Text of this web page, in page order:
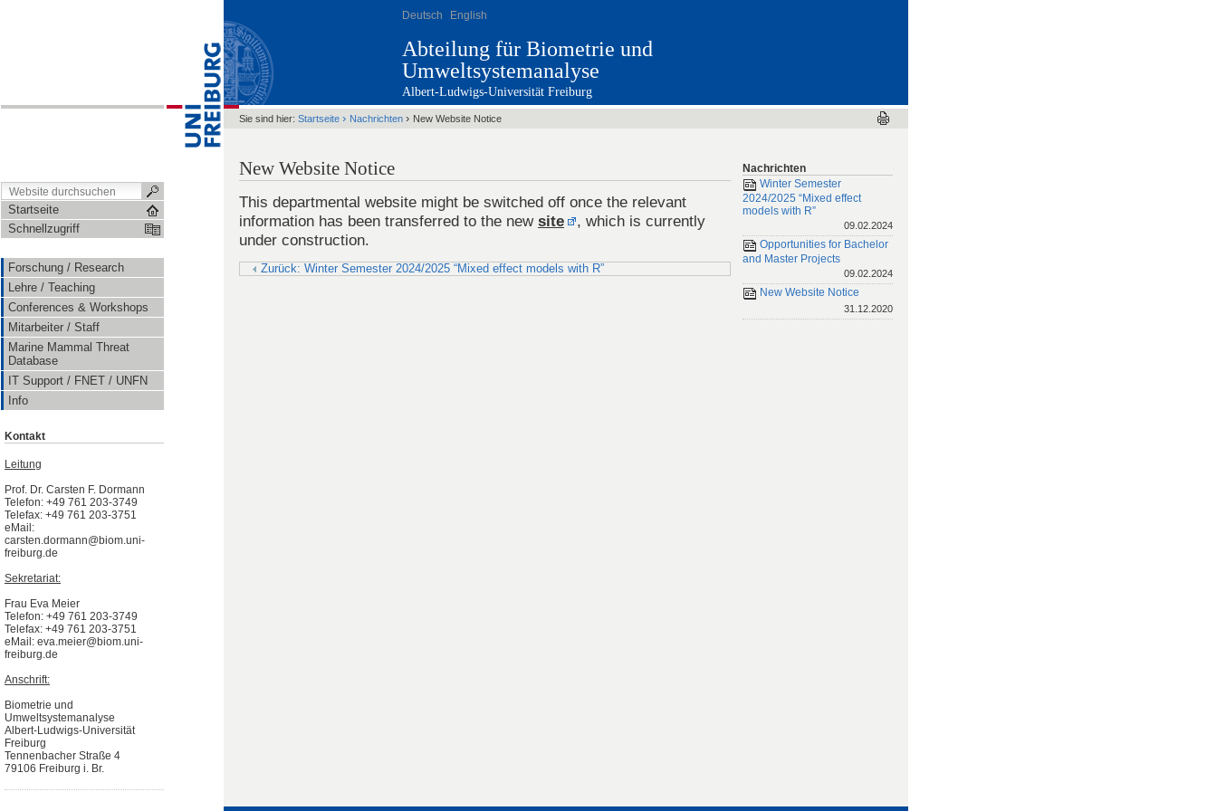
Startseite
Schnellzugriff
Forschung / Research
Lehre / Teaching
Conferences & Workshops
Mitarbeiter / Staff
Marine Mammal Threat
Database
IT Support / FNET / UNFN
Info
Kontakt
Leitung
Prof. Dr. Carsten F. Dormann
Telefon: +49 761 203-3749
Telefax: +49 761 203-3751
eMail:
carsten.dormann@biom.uni-
freiburg.de
Sekretariat:
Frau Eva Meier
Telefon: +49 761 203-3749
Telefax: +49 761 203-3751
eMail: eva.meier@biom.uni-
freiburg.de
Anschrift:
Biometrie und
Umweltsystemanalyse
Albert-Ludwigs-Universität
Freiburg
Tennenbacher Straße 4
79106 Freiburg i. Br.
Deutsch English
Abteilung für Biometrie und
Umweltsystemanalyse
Albert-Ludwigs-Universität Freiburg
Sie sind hier: Startseite › Nachrichten › New Website Notice
New Website Notice
This departmental website might be switched off once the relevant
information has been transferred to the new site
, which is currently
under construction.
Zurück: Winter Semester 2024/2025 “Mixed effect models with R”
Nachrichten
Winter Semester
2024/2025 “Mixed effect
models with R”
09.02.2024
Opportunities for Bachelor
and Master Projects
09.02.2024
New Website Notice
31.12.2020